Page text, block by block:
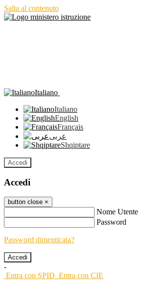
Salta al contenuto
Italiano
Italiano
English
Français
عربى
Shqiptare
Accedi
Accedi
button close ×
Nome Utente
Password
Password dimenticata?
-
Entra con SPID Entra con CIE